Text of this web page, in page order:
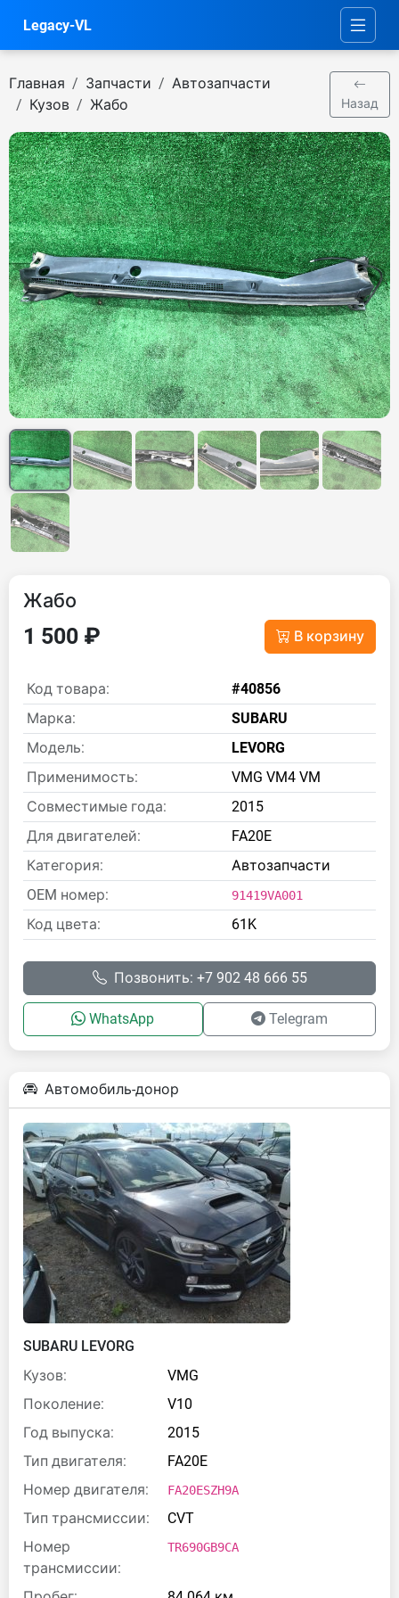
Legacy-VL
Главная Запчасти
Автозапчасти
Кузов
Жабо Назад
Жабо
1 500 ₽ В корзину
Код товара:
#40856
Марка:
SUBARU
Модель:
LEVORG
Применимость:
VMG VM4 VM
Совместимые года:
2015
Для двигателей:
FA20E
Категория:
Автозапчасти
OEM номер:
91419VA001
Код цвета: 61K
Позвонить: +7 902 48 666 55
WhatsApp Telegram
Автомобиль-донор
SUBARU LEVORG
Кузов:
VMG
Поколение:
V10
Год выпуска:
2015
Тип двигателя:
FA20E
Номер двигателя:
FA20ESZH9A
Тип трансмиссии:
CVT
Номер
трансмиссии:
TR690GB9CA